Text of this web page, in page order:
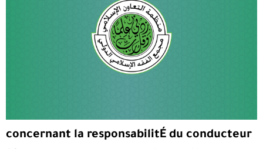
concernant la responsabilitÉ du conducteur